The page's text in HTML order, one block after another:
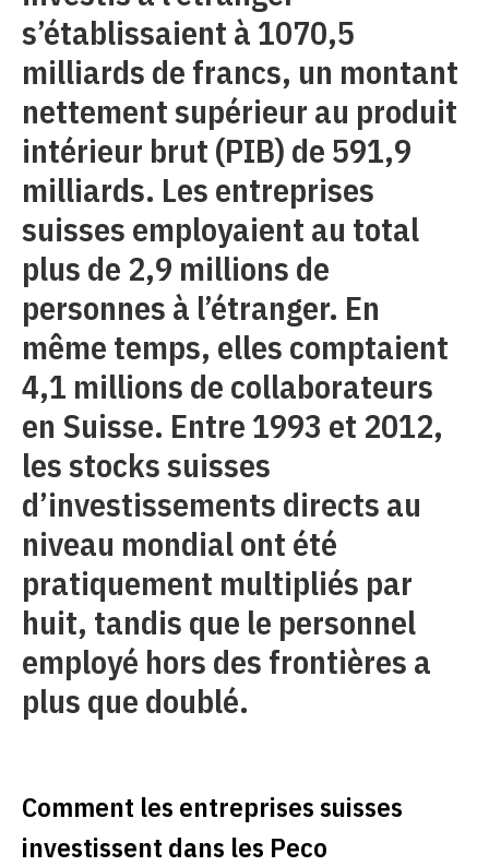
s’établissaient à 1070,5
milliards de francs, un montant
nettement supérieur au produit
intérieur brut (PIB) de 591,9
milliards. Les entreprises
suisses employaient au total
plus de 2,9 millions de
personnes à l’étranger. En
même temps, elles comptaient
4,1 millions de collaborateurs
en Suisse. Entre 1993 et 2012,
les stocks suisses
d’investissements directs au
niveau mondial ont été
pratiquement multipliés par
huit, tandis que le personnel
employé hors des frontières a
plus que doublé.
Comment les entreprises suisses
investissent dans les Peco